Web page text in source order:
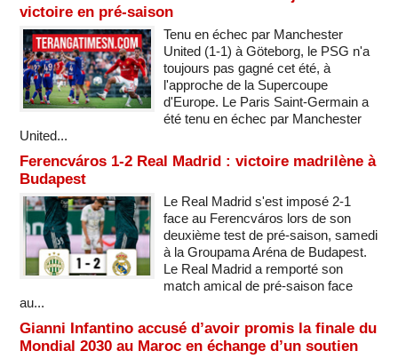
victoire en pré-saison
Tenu en échec par Manchester
United (1-1) à Göteborg, le PSG n'a
toujours pas gagné cet été, à
l'approche de la Supercoupe
d'Europe. Le Paris Saint-Germain a
été tenu en échec par Manchester
United...
Ferencváros 1-2 Real Madrid : victoire madrilène à
Budapest
Le Real Madrid s'est imposé 2-1
face au Ferencváros lors de son
deuxième test de pré-saison, samedi
à la Groupama Aréna de Budapest.
Le Real Madrid a remporté son
match amical de pré-saison face
au...
Gianni Infantino accusé d’avoir promis la finale du
Mondial 2030 au Maroc en échange d’un soutien